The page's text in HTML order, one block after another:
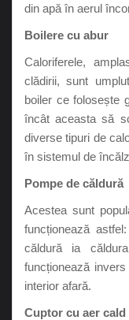
din apă în aerul
Boilere cu abur
Caloriferele,
clădirii, sunt
boiler ce folosește
încât aceasta să
diverse tipuri de
în sistemul de
Pompe de căldură
Acestea sunt
funcționează
căldură ia
funcționează
interior afară.
Cuptor cu aer cald